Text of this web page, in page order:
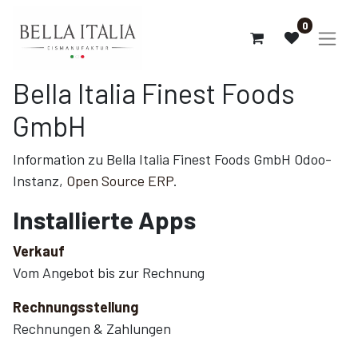
0
Bella Italia Finest Foods
GmbH
Information zu Bella Italia Finest Foods GmbH Odoo-
Instanz, Open Source ERP.
Installierte Apps
Verkauf
Vom Angebot bis zur Rechnung
Rechnungsstellung
Rechnungen & Zahlungen